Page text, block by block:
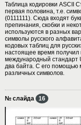
Таблица кодировки ASCII
первая половина, т.е.
(0111111). Сюда входят
препинания, скобки и
используются в разных
символы русского
кодовых таблиц для
настоящее время
международный стандарт
два байта. С его помощью
различных символов.
№ слайда 16